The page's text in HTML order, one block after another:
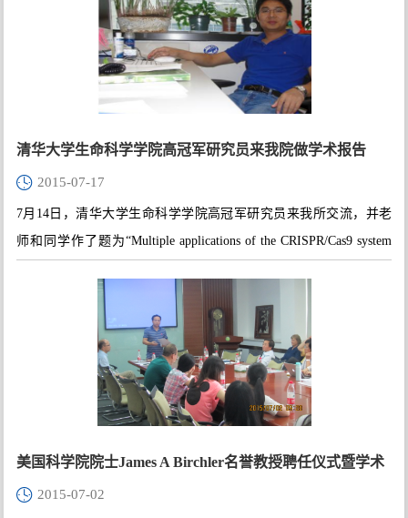
清华大学生命科学学院高冠军研究员来我院做学术报告
2015-07-17
7月14日，清华大学生命科学学院高冠军研究员来我所交流，并老
师和同学作了题为“Multiple applications of the CRISPR/Cas9 system
美国科学院院士James A Birchler名誉教授聘任仪式暨学术
报告会2015-07-02